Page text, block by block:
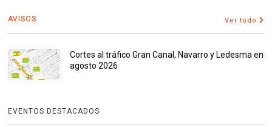
AVISOS Ver todo
Cortes al tráfico Gran Canal, Navarro y Ledesma en
agosto 2026
EVENTOS DESTACADOS